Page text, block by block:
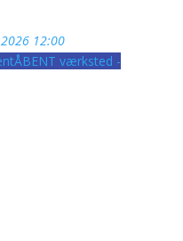
12:00
ÅBENT værksted -